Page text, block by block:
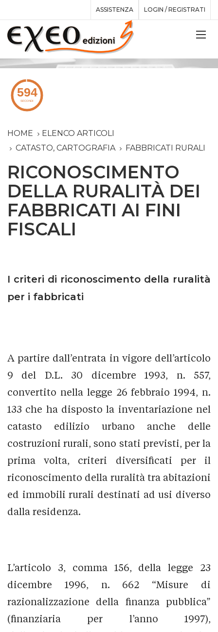
ASSISTENZA LOGIN / REGISTRATI
HOME
ELENCO ARTICOLI
CATASTO, CARTOGRAFIA
FABBRICATI RURALI
RICONOSCIMENTO
DELLA RURALITÀ DEI
FABBRICATI AI FINI
FISCALI
I criteri di riconoscimento della ruralità
per i fabbricati
A partire dall’entrata in vigore dell’articolo
9 del D.L. 30 dicembre 1993, n. 557,
convertito nella legge 26 febbraio 1994, n.
133 che ha disposto la inventariazione nel
catasto edilizio urbano anche delle
costruzioni rurali, sono stati previsti, per la
prima volta, criteri diversificati per il
riconoscimento della ruralità tra abitazioni
ed immobili rurali destinati ad usi diverso
dalla residenza.
L’articolo 3, comma 156, della legge 23
dicembre 1996, n. 662 “Misure di
razionalizzazione della finanza pubblica”
(finanziaria per l’anno 1997),